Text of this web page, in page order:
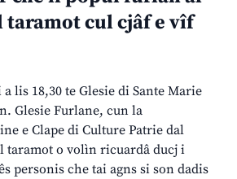
cul cjâf e vîf
lis 18,30 te Glesie di Sante Marie
Glesie Furlane, cun la
e Clape di Culture Patrie dal
taramot o volìn ricuardâ ducj i
personis che tai agns si son dadis